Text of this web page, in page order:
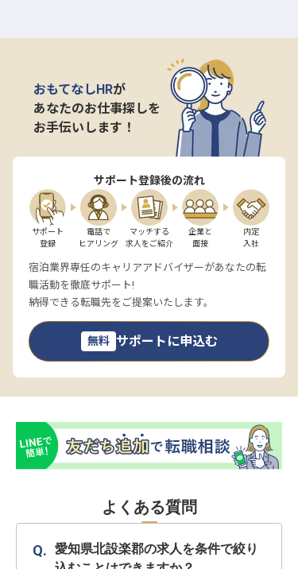
おもてなしHRが
あなたのお仕事探しを
お手伝いします！
サポート登録後の流れ
サポート
登録
電話で
ヒアリング
マッチする
求人をご紹介
企業と
面接
内定
入社
宿泊業界専任のキャリアアドバイザーがあなたの転
職活動を徹底サポート!
納得できる転職先をご提案いたします。
無料 サポートに申込む
よくある質問
愛知県北設楽郡の求人を条件で絞り